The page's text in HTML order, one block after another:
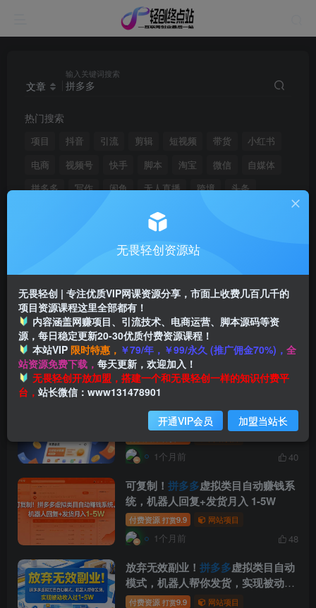
文章
输入关键词搜索
热门搜索
项目 抖音 引流 剪辑 短视频 带货
小红书
电商
视频号 快手 脚本 淘宝 微信
自媒体
拼多多
写作 闲鱼 无人直播 跨境 头条
搜索[拼多多]，共找到765个文章
低成本高收益！拼多多虚拟类目无人
店玩法，机器人自动处理订单月入五
位数【揭秘】
付费资源 打赏9.9 网站项目
1个月前 57
长拉满，干货拉满(更新26年06月02
1个月前 40
可复制！ 拼多多虚拟类目自动赚钱系
统，机器人回复+发货月入 1-5W
付费资源 打赏9.9 网站项目
1个月前 48
放弃无效副业！ 拼多多虚拟类目自动
模式，机器人帮你发货，实现被动收
入过1-5W【揭秘】
付费资源 打赏9.9 网站项目
无畏轻创资源站
无畏轻创 | 专注优质VIP网课资源分享，市面上收费几百几千的
项目资源课程这里全部都有！
内容涵盖网赚项目、引流技术、电商运营、脚本源码等资
源，每日稳定更新20-30优质付费资源课程！
本站VIP 限时特惠， ￥79/年，￥99/永久 (推广佣金70%)， 全
站资源免费下载， 每天更新，欢迎加入！
无畏轻创开放加盟，搭建一个和无畏轻创一样的知识付费平
台， 站长微信：www131478901
开通VIP会员 加盟当站长